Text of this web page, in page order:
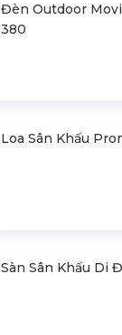
Đèn Outdoor
380
Loa Sân Khấu
Sàn Sân Khấu Di